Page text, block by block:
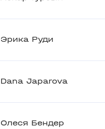
Эрика Руди
Dana Japarova
Олеся Бендер